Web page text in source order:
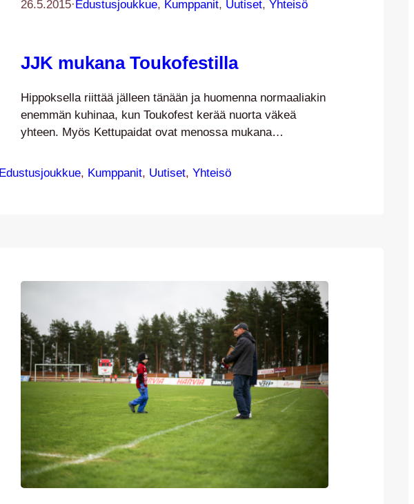
26.5.2015·Edustusjoukkue, Kumppanit, Uutiset, Yhteisö
JJK mukana Toukofestilla
Hippoksella riittää jälleen tänään ja huomenna normaaliakin
enemmän kuhinaa, kun Toukofest kerää nuorta väkeä
yhteen. Myös Kettupaidat ovat menossa mukana
Jyväskylän kaupungin pisteellä keskiviikkona kello 11-13 –
Edustusjoukkue, Kumppanit, Uutiset, Yhteisö